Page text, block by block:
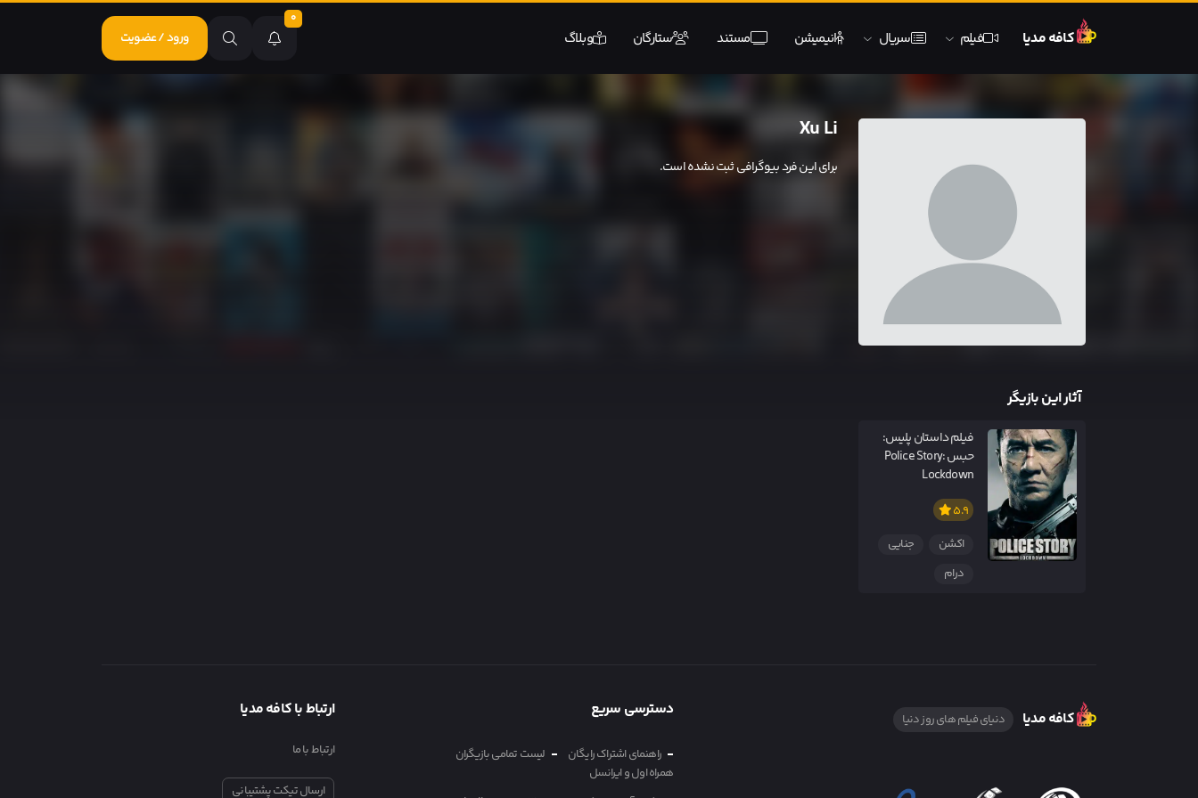
کافه مدیا فیلم سریال انیمیشن مستند ستارگان وبلاگ
0
ورود / عضویت
Xu Li
برای این فرد بیوگرافی ثبت نشده است.
آثار این بازیگر
فیلم داستان پلیس:
حبس Police Story:
Lockdown
5.9
اکشن
جنایی
درام
کافه مدیا دنیای فیلم های روز دنیا دسترسی سریع
راهنمای اشتراک رایگان
همراه اول و ایرانسل
لیست تمامی بازیگران
ارتباط با کافه مدیا
ارتباط با ما
ارسال تیکت پشتیبانی